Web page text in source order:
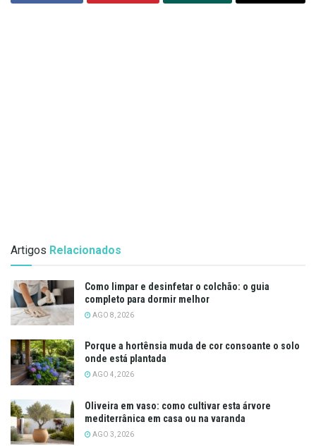
Artigos Relacionados
Como limpar e desinfetar o colchão: o guia
completo para dormir melhor
AGO 8, 2026
Porque a hortênsia muda de cor consoante o solo
onde está plantada
AGO 4, 2026
Oliveira em vaso: como cultivar esta árvore
mediterrânica em casa ou na varanda
AGO 3, 2026